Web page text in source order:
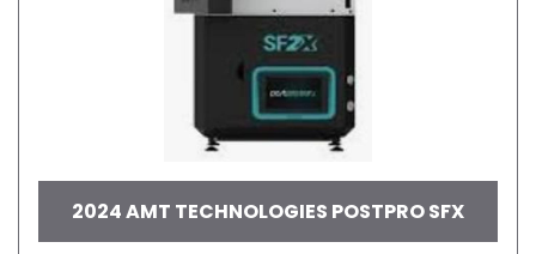
2024 AMT TECHNOLOGIES POSTPRO SFX